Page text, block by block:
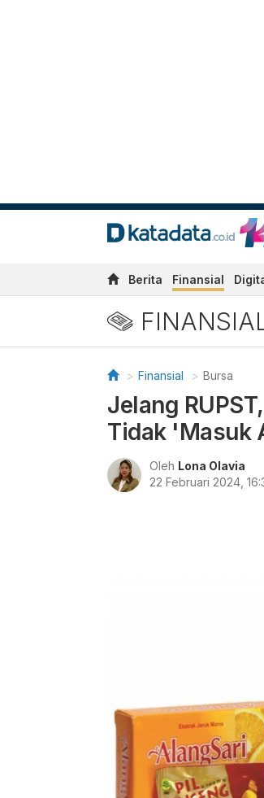
Berita Finansial
Finansial Bursa
Jelang
Tidak 'Masuk
Oleh Lona Olavia
22 Februari 2024,